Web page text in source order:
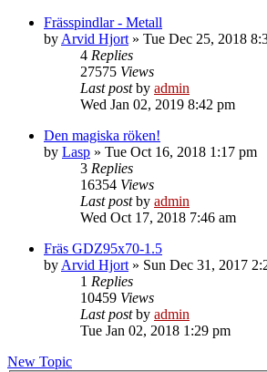
Frässpindlar - Metall
by Arvid Hjort » Tue Dec 25, 2018
4 Replies
27575 Views
Last postby admin
Wed Jan 02, 2019 8:42 pm
Den magiska röken!
by Lasp » Tue Oct 16, 2018 1:17 pm
3 Replies
16354 Views
Last postby admin
Wed Oct 17, 2018 7:46 am
Fräs GDZ95x70-1.5
by Arvid Hjort » Sun Dec 31, 2017
1 Replies
10459 Views
Last postby admin
Tue Jan 02, 2018 1:29 pm
New Topic